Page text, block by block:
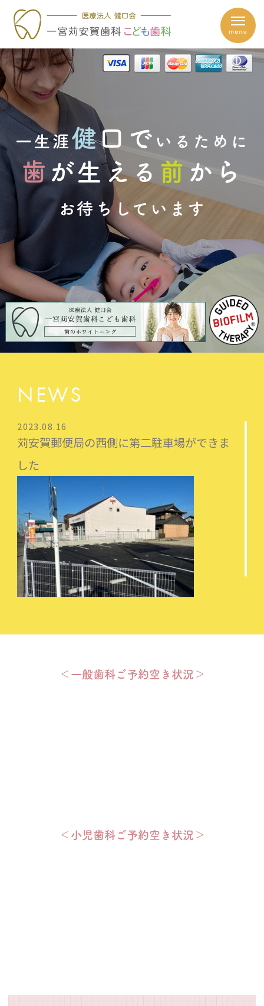
一生涯健口で いるために
歯 が生える 前 から
お待ちしています
NEWS
2023.08.16
苅安賀郵便局の西側に第二駐車場ができま
した
＜一般歯科ご予約空き状況＞
＜小児歯科ご予約空き状況＞